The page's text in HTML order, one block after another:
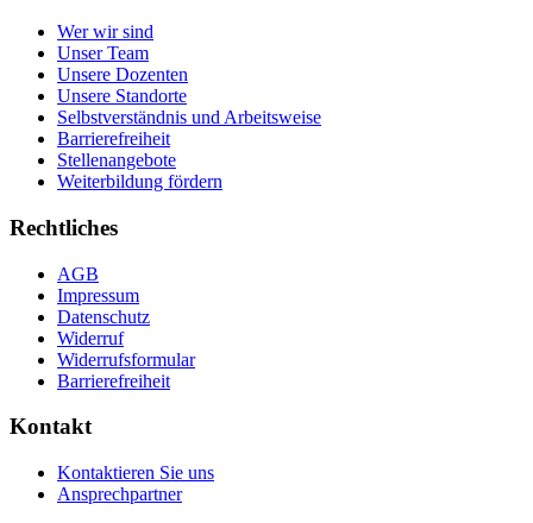
Wer wir sind
Unser Team
Unsere Dozenten
Unsere Standorte
Selbstverständnis und Arbeitsweise
Barrierefreiheit
Stellenangebote
Weiterbildung fördern
Rechtliches
AGB
Impressum
Datenschutz
Widerruf
Widerrufsformular
Barrierefreiheit
Kontakt
Kontaktieren Sie uns
Ansprechpartner